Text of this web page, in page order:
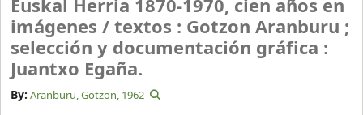
Euskal Herria 1870-1970, cien años en
imágenes /textos : Gotzon Aranburu ;
selección y documentación gráfica :
Juantxo Egaña.
By: Aranburu, Gotzon, 1962-